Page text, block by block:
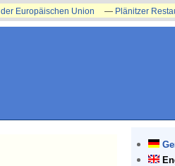
Union — Plänitzer